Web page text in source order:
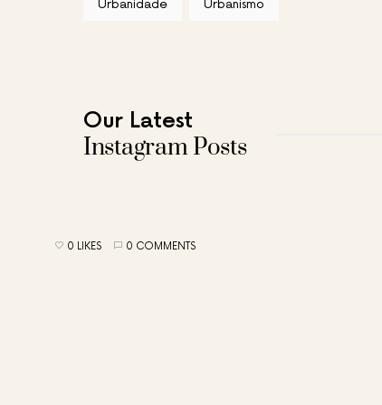
Urbanidade Urbanismo
Our Latest
Instagram Posts
0 LIKES 0 COMMENTS